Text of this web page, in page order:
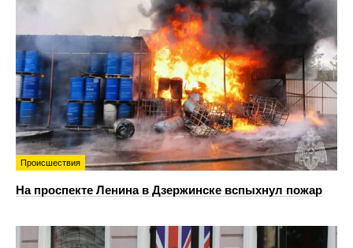
Происшествия
На проспекте Ленина в Дзержинске вспыхнул пожар